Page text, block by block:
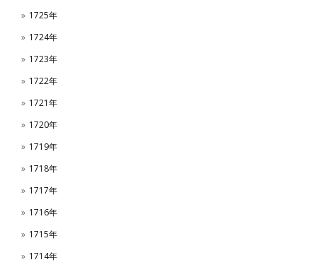
1725年
1724年
1723年
1722年
1721年
1720年
1719年
1718年
1717年
1716年
1715年
1714年